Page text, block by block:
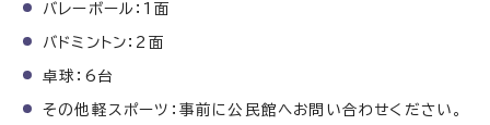
バレーボール：1面
バドミントン：2面
卓球：6台
その他軽スポーツ：事前に公民館へお問い合わせください。